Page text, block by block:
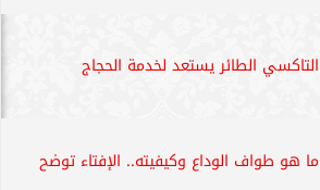
التاكسي الطائر يستعد لخدمة الحجاج
ما هو طواف الوداع وكيفيته.. الإفتاء توضح